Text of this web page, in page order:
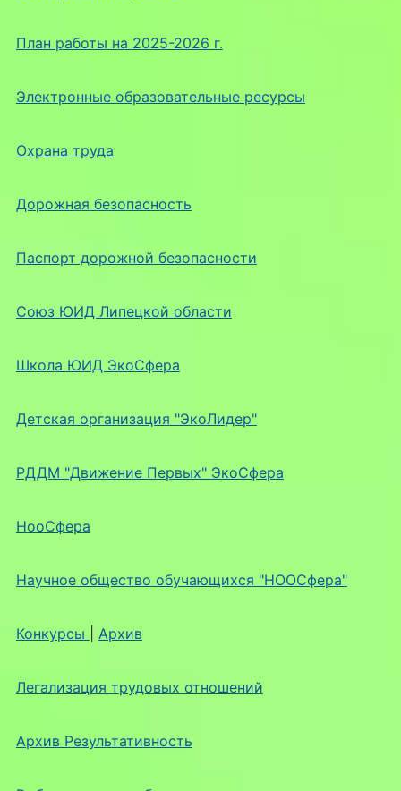
План работы на 2025-2026 г.
Электронные образовательные ресурсы
Охрана труда
Дорожная безопасность
Паспорт дорожной безопасности
Союз ЮИД Липецкой области
Школа ЮИД ЭкоСфера
Детская организация "ЭкоЛидер"
РДДМ "Движение Первых" ЭкоСфера
НооСфера
Научное общество обучающихся "НООСфера"
Конкурсы Архив
Легализация трудовых отношений
Архив Результативность